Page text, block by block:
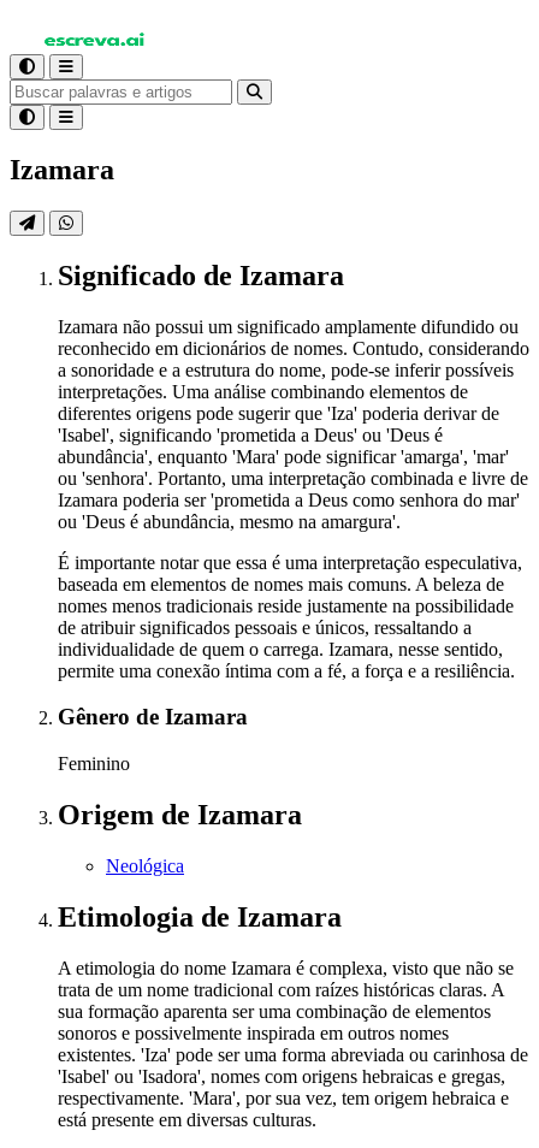
Izamara
Significado de Izamara
Izamara não possui um significado amplamente difundido ou
reconhecido em dicionários de nomes. Contudo, considerando
a sonoridade e a estrutura do nome, pode-se inferir possíveis
interpretações. Uma análise combinando elementos de
diferentes origens pode sugerir que 'Iza' poderia derivar de
'Isabel', significando 'prometida a Deus' ou 'Deus é
abundância', enquanto 'Mara' pode significar 'amarga', 'mar'
ou 'senhora'. Portanto, uma interpretação combinada e livre de
Izamara poderia ser 'prometida a Deus como senhora do mar'
ou 'Deus é abundância, mesmo na amargura'.
É importante notar que essa é uma interpretação especulativa,
baseada em elementos de nomes mais comuns. A beleza de
nomes menos tradicionais reside justamente na possibilidade
de atribuir significados pessoais e únicos, ressaltando a
individualidade de quem o carrega. Izamara, nesse sentido,
permite uma conexão íntima com a fé, a força e a resiliência.
Gênero de Izamara
Feminino
Origem de Izamara
Neológica
Etimologia de Izamara
A etimologia do nome Izamara é complexa, visto que não se
trata de um nome tradicional com raízes históricas claras. A
sua formação aparenta ser uma combinação de elementos
sonoros e possivelmente inspirada em outros nomes
existentes. 'Iza' pode ser uma forma abreviada ou carinhosa de
'Isabel' ou 'Isadora', nomes com origens hebraicas e gregas,
respectivamente. 'Mara', por sua vez, tem origem hebraica e
está presente em diversas culturas.